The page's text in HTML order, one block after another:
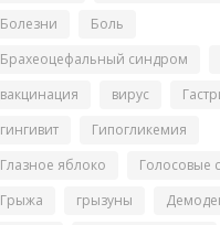
Болезни
Боль
Брахеоцефальный синдром
вакцинация
вирус
гингивит
Гипогликемия
Глазное яблоко
Голосовые
Грыжа
грызуны